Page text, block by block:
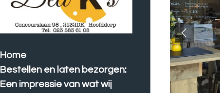
Home
Bestellen en laten bezorgen:
Een impressie van wat wij